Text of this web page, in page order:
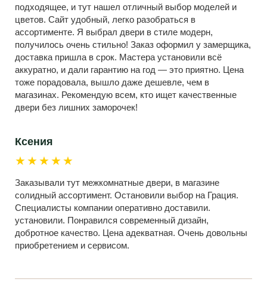
подходящее, и тут нашел отличный выбор моделей и
цветов. Сайт удобный, легко разобраться в
ассортименте. Я выбрал двери в стиле модерн,
получилось очень стильно! Заказ оформил у замерщика,
доставка пришла в срок. Мастера установили всё
аккуратно, и дали гарантию на год — это приятно. Цена
тоже порадовала, вышло даже дешевле, чем в
магазинах. Рекомендую всем, кто ищет качественные
двери без лишних заморочек!
Ксения
★★★★★
Заказывали тут межкомнатные двери, в магазине
солидный ассортимент. Остановили выбор на Грация.
Специалисты компании оперативно доставили.
установили. Понравился современный дизайн,
добротное качество. Цена адекватная. Очень довольны
приобретением и сервисом.